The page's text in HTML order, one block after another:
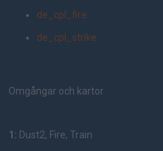
de_cpl_fire
de_cpl_strike
Omgångar och kartor
1: Dust2, Fire, Train